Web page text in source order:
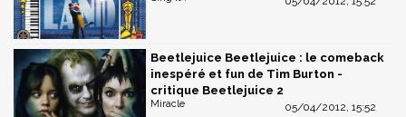
Beetlejuice Beetlejuice : le comeback
inespéré et fun de Tim Burton -
critique Beetlejuice 2
05/04/2012, 15:52
Miracle